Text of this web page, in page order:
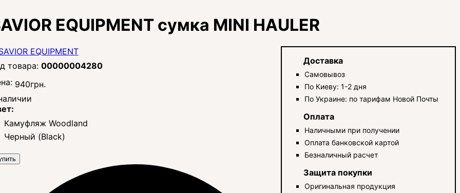
EQUIPMENT сумка MINI HAULER
00000004280
940грн.
Камуфляж Woodland
Черный (Black)
Доставка
Самовывоз
По Киеву: 1-2 дня
По Украине: по тарифам Новой Почты
Оплата
Наличными при получении
Оплата банковской картой
Безналичный расчет
Защита покупки
Оригинальная продукция